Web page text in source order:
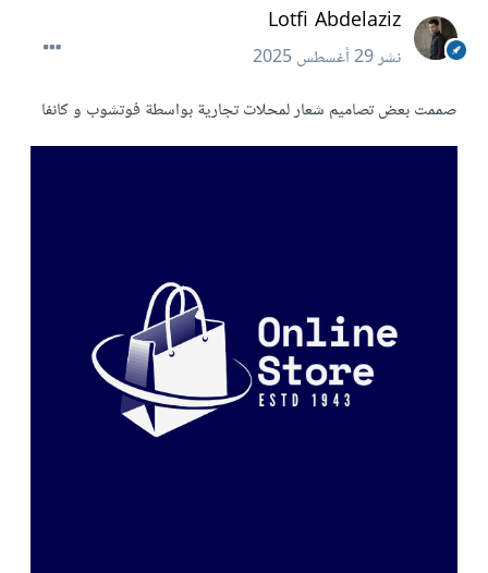
Lotfi Abdelaziz
نشر29 أغسطس 2025
صممت بعض تصاميم شعار لمحلات تجارية بواسطة فوتشوب و كانفا